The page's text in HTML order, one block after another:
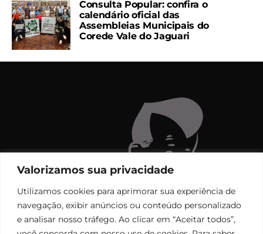
Valorizamos sua privacidade
Utilizamos cookies para aprimorar sua experiência de
navegação, exibir anúncios ou conteúdo personalizado
e analisar nosso tráfego. Ao clicar em “Aceitar todos”,
Consulta Popular: confira o
calendário oficial das
Assembleias Municipais do
Corede Vale do Jaguari